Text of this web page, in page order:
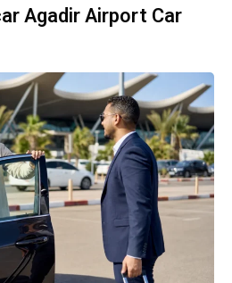
Agadir Airport Car